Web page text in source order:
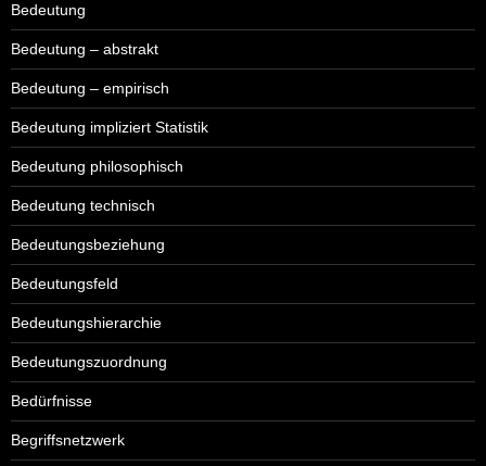
Bedeutung
Bedeutung – abstrakt
Bedeutung – empirisch
Bedeutung impliziert Statistik
Bedeutung philosophisch
Bedeutung technisch
Bedeutungsbeziehung
Bedeutungsfeld
Bedeutungshierarchie
Bedeutungszuordnung
Bedürfnisse
Begriffsnetzwerk